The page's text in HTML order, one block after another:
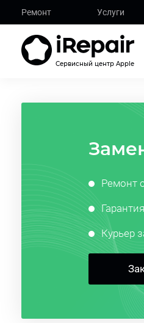
Ремонт Услуги
Сервисный центр Apple
Ремонт
Курьер